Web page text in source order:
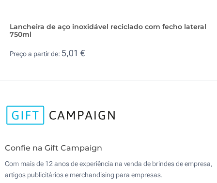
Lancheira de aço inoxidável reciclado com fecho lateral
750ml
Preço a partir de: 5,01 €
Confie na Gift Campaign
Com mais de 12 anos de experiência na venda de brindes de empresa,
artigos publicitários e merchandising para empresas.